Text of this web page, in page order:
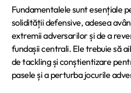
Fundamentalele sunt esențiale
solidității defensive, adesea
extremii adversarilor și de a
fundașii centrali. Ele trebuie să
de tackling și conștientizare
pasele și a perturba jocurile